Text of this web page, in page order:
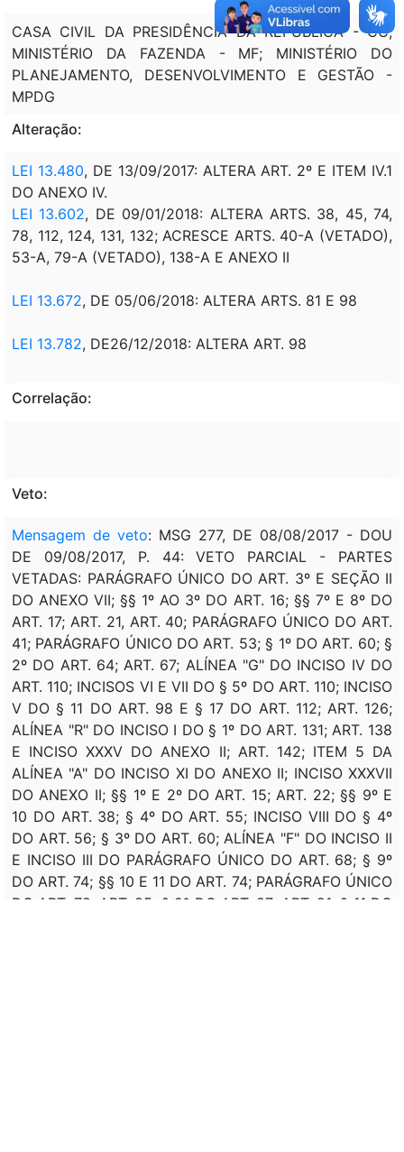
CASA CIVIL DA PRESIDÊNCIA DA REPÚBLICA - CC;
MINISTÉRIO DA FAZENDA - MF; MINISTÉRIO DO
PLANEJAMENTO, DESENVOLVIMENTO E GESTÃO -
MPDG
Alteração:
LEI 13.480, DE 13/09/2017: ALTERA ART. 2º E ITEM IV.1
DO ANEXO IV.
LEI 13.602, DE 09/01/2018: ALTERA ARTS. 38, 45, 74,
78, 112, 124, 131, 132; ACRESCE ARTS. 40-A (VETADO),
53-A, 79-A (VETADO), 138-A E ANEXO II
LEI 13.672, DE 05/06/2018: ALTERA ARTS. 81 E 98
LEI 13.782, DE26/12/2018: ALTERA ART. 98
Correlação:
Veto:
Mensagem de veto: MSG 277, DE 08/08/2017 - DOU
DE 09/08/2017, P. 44: VETO PARCIAL - PARTES
VETADAS: PARÁGRAFO ÚNICO DO ART. 3º E SEÇÃO II
DO ANEXO VII; §§ 1º AO 3º DO ART. 16; §§ 7º E 8º DO
ART. 17; ART. 21, ART. 40; PARÁGRAFO ÚNICO DO ART.
41; PARÁGRAFO ÚNICO DO ART. 53; § 1º DO ART. 60; §
2º DO ART. 64; ART. 67; ALÍNEA "G" DO INCISO IV DO
ART. 110; INCISOS VI E VII DO § 5º DO ART. 110; INCISO
V DO § 11 DO ART. 98 E § 17 DO ART. 112; ART. 126;
ALÍNEA "R" DO INCISO I DO § 1º DO ART. 131; ART. 138
E INCISO XXXV DO ANEXO II; ART. 142; ITEM 5 DA
ALÍNEA "A" DO INCISO XI DO ANEXO II; INCISO XXXVII
DO ANEXO II; §§ 1º E 2º DO ART. 15; ART. 22; §§ 9º E
10 DO ART. 38; § 4º DO ART. 55; INCISO VIII DO § 4º
DO ART. 56; § 3º DO ART. 60; ALÍNEA "F" DO INCISO II
E INCISO III DO PARÁGRAFO ÚNICO DO ART. 68; § 9º
DO ART. 74; §§ 10 E 11 DO ART. 74; PARÁGRAFO ÚNICO
DO ART. 78; ART. 85; § 2º DO ART. 87; ART. 91; § 11 DO